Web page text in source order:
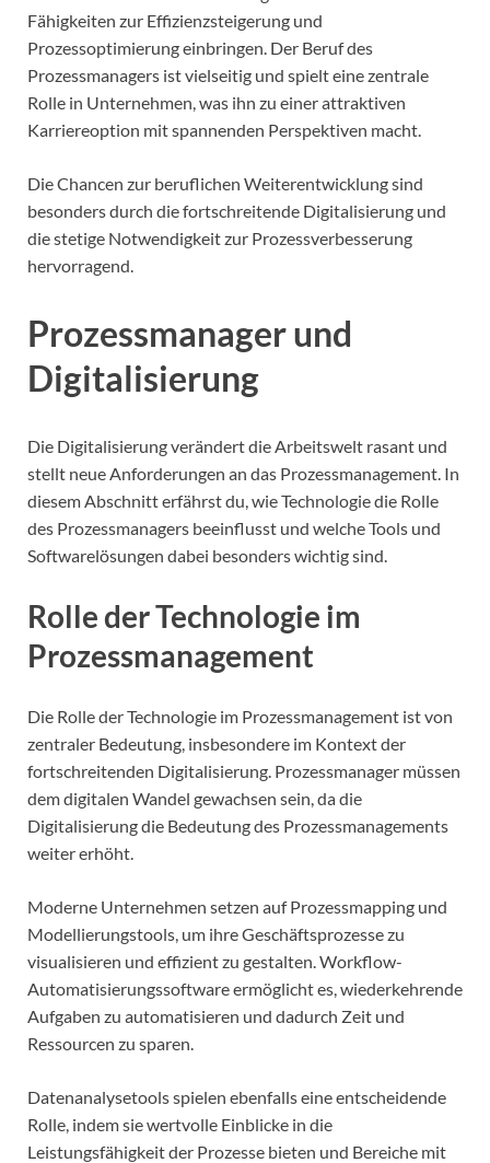
Fähigkeiten zur Effizienzsteigerung und
Prozessoptimierung einbringen. Der Beruf des
Prozessmanagers ist vielseitig und spielt eine zentrale
Rolle in Unternehmen, was ihn zu einer attraktiven
Karriereoption mit spannenden Perspektiven macht.
Die Chancen zur beruflichen Weiterentwicklung sind
besonders durch die fortschreitende Digitalisierung und
die stetige Notwendigkeit zur Prozessverbesserung
hervorragend.
Prozessmanager und
Digitalisierung
Die Digitalisierung verändert die Arbeitswelt rasant und
stellt neue Anforderungen an das Prozessmanagement. In
diesem Abschnitt erfährst du, wie Technologie die Rolle
des Prozessmanagers beeinflusst und welche Tools und
Softwarelösungen dabei besonders wichtig sind.
Rolle der Technologie im
Prozessmanagement
Die Rolle der Technologie im Prozessmanagement ist von
zentraler Bedeutung, insbesondere im Kontext der
fortschreitenden Digitalisierung. Prozessmanager müssen
dem digitalen Wandel gewachsen sein, da die
Digitalisierung die Bedeutung des Prozessmanagements
weiter erhöht.
Moderne Unternehmen setzen auf Prozessmapping und
Modellierungstools, um ihre Geschäftsprozesse zu
visualisieren und effizient zu gestalten. Workflow-
Automatisierungssoftware ermöglicht es, wiederkehrende
Aufgaben zu automatisieren und dadurch Zeit und
Ressourcen zu sparen.
Datenanalysetools spielen ebenfalls eine entscheidende
Rolle, indem sie wertvolle Einblicke in die
Leistungsfähigkeit der Prozesse bieten und Bereiche mit